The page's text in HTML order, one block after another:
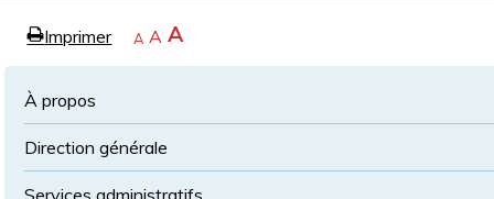
eImprimerpageRétrécir
A Revenir
à
police
A Agrandir
la
A
À propos
Direction générale
Services administratifs